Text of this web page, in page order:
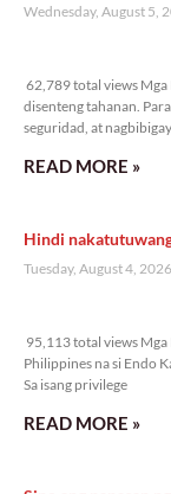
Wednesday, August 5,
62,789 total views Mga
disenteng tahanan.
seguridad, at
READ MORE »
Hindi
Tuesday, August 4,
95,113 total views Mga
Philippines na si Endo
Sa isang privilege
READ MORE »